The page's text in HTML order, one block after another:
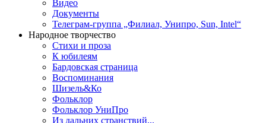
Видео
Документы
Телеграм-группа „Филиал, Унипро, Sun, Intel“
Народное творчество
Стихи и проза
К юбилеям
Бардовская страница
Воспоминания
Шизель&Ко
Фольклор
Фольклор УниПро
Из дальних странствий...